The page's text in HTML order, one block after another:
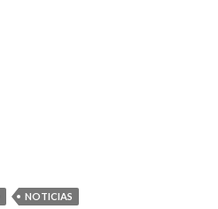
NOTICIAS